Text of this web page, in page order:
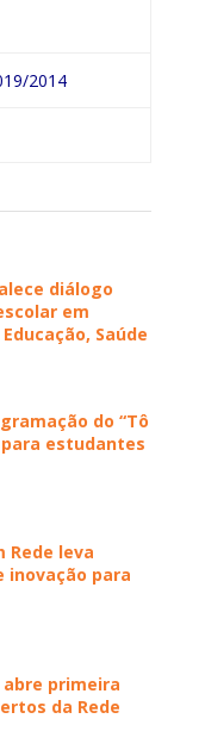
2014
diálogo
em
Saúde
do “Tô
para estudantes
Rede leva
inovação para
primeira
da Rede